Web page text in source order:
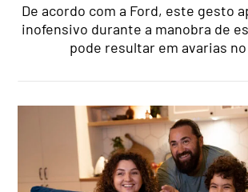
De acordo com a Ford, este gesto
inofensivo durante a manobra de
pode resultar em avarias